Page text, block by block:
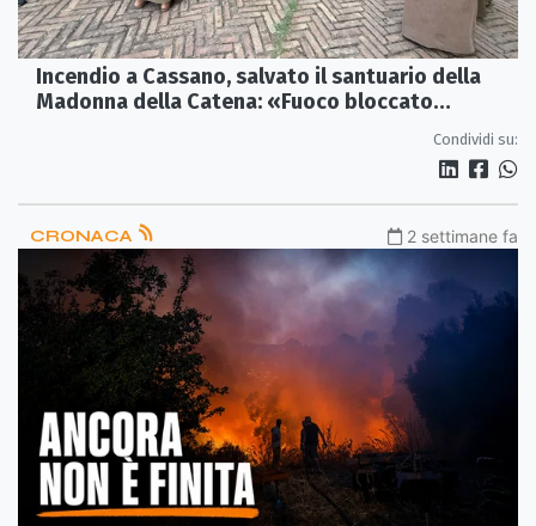
Incendio a Cassano, salvato il santuario della
Madonna della Catena: «Fuoco bloccato
Condividi su:
CRONACA 2 settimane fa